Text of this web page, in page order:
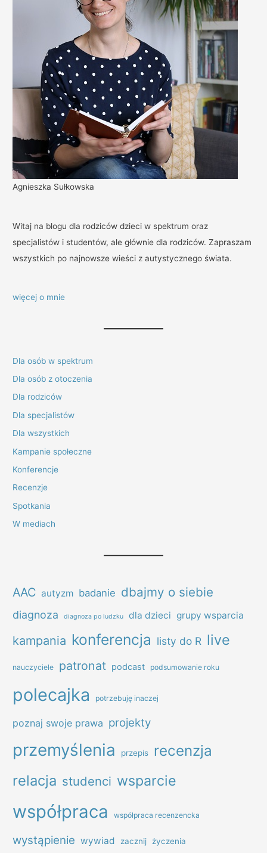
Agnieszka Sułkowska
Witaj na blogu dla rodziców dzieci w spektrum oraz
specjalistów i studentów, ale głównie dla rodziców. Zapraszam
wszystkich po najnowsze wieści z autystycznego świata.
więcej o mnie
Dla osób w spektrum
Dla osób z otoczenia
Dla rodziców
Dla specjalistów
Dla wszystkich
Kampanie społeczne
Konferencje
Recenzje
Spotkania
W mediach
AAC autyzm badanie dbajmy o siebie
diagnoza diagnoza po ludzku dla dzieci grupy wsparcia
kampania konferencja listy do R live
nauczyciele patronat podcast podsumowanie roku
polecajka potrzebuję inaczej
poznaj swoje prawa projekty
przemyślenia przepis
recenzja
relacja studenci wsparcie
współpraca współpraca recenzencka
wystąpienie wywiad zacznij życzenia